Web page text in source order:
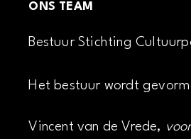
ONS TEAM
Bestuur Stichting
Het bestuur wordt
Vincent van de Vrede,